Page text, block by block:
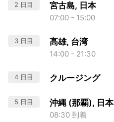
2 日目 宮古島, 日本
07:00 - 15:00
3 日目 高雄, 台湾
14:00 - 21:30
4 日目 クルージング
5 日目 沖縄 (那覇), 日本
08:30 到着